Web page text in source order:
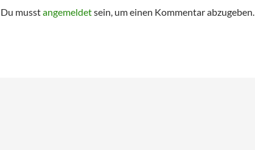
Du musstangemeldetsein, um einen Kommentar abzugeben.